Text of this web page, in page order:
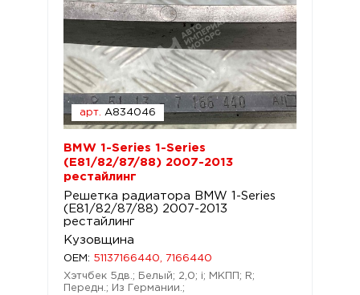
арт. A834046
BMW 1-Series 1-Series
(E81/82/87/88) 2007-2013
рестайлинг
Решетка радиатора BMW 1-Series
(E81/82/87/88) 2007-2013
рестайлинг
Кузовщина
OEM: 51137166440, 7166440
Хэтчбек 5дв.; Белый; 2,0; i; МКПП; R;
Передн.; Из Германии.;